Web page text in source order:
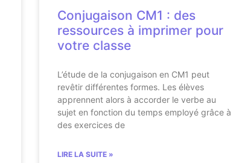
Conjugaison CM1 : des
ressources à imprimer pour
votre classe
L’étude de la conjugaison en CM1 peut
revêtir différentes formes. Les élèves
apprennent alors à accorder le verbe au
sujet en fonction du temps employé grâce à
des exercices de
LIRE LA SUITE »